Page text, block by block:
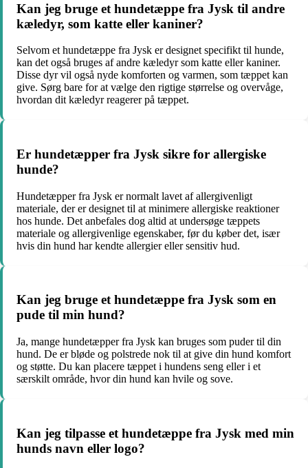
Kan jeg bruge et hundetæppe fra Jysk til andre
kæledyr, som katte eller kaniner?
Selvom et hundetæppe fra Jysk er designet specifikt til hunde,
kan det også bruges af andre kæledyr som katte eller kaniner.
Disse dyr vil også nyde komforten og varmen, som tæppet kan
give. Sørg bare for at vælge den rigtige størrelse og overvåge,
hvordan dit kæledyr reagerer på tæppet.
Er hundetæpper fra Jysk sikre for allergiske
hunde?
Hundetæpper fra Jysk er normalt lavet af allergivenligt
materiale, der er designet til at minimere allergiske reaktioner
hos hunde. Det anbefales dog altid at undersøge tæppets
materiale og allergivenlige egenskaber, før du køber det, især
hvis din hund har kendte allergier eller sensitiv hud.
Kan jeg bruge et hundetæppe fra Jysk som en
pude til min hund?
Ja, mange hundetæpper fra Jysk kan bruges som puder til din
hund. De er bløde og polstrede nok til at give din hund komfort
og støtte. Du kan placere tæppet i hundens seng eller i et
særskilt område, hvor din hund kan hvile og sove.
Kan jeg tilpasse et hundetæppe fra Jysk med min
hunds navn eller logo?